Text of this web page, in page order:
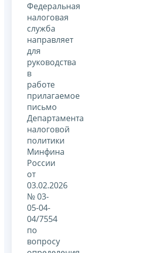
Федеральная
налоговая
служба
направляет
для
руководства
в
работе
прилагаемое
письмо
Департамента
налоговой
политики
Минфина
России
от
03.02.2026
№ 03-
05-04-
04/7554
по
вопросу